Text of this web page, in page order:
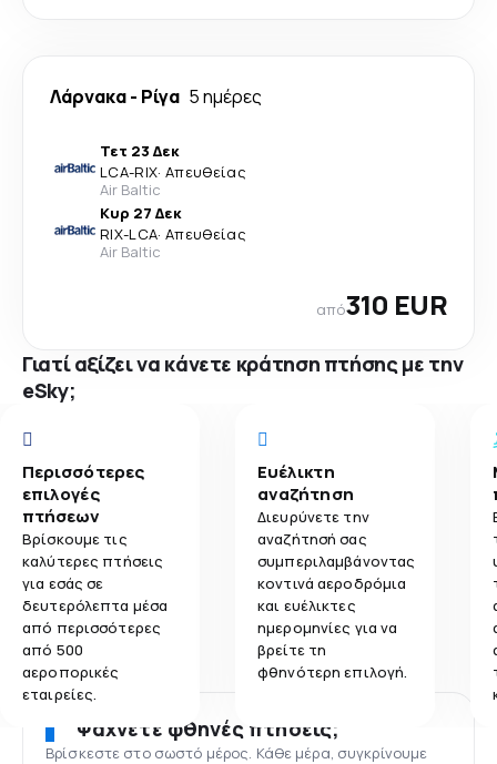
Λάρνακα- Ρίγα 5 ημέρες
Τετ 23 Δεκ
LCA-RIX· Απευθείας
Air Baltic
Κυρ 27 Δεκ
RIX-LCA· Απευθείας
Air Baltic
από310 EUR
Γιατί αξίζει να κάνετε κράτηση πτήσης με την
eSky;
Περισσότερες
επιλογές
πτήσεων
Βρίσκουμε τις
καλύτερες πτήσεις
για εσάς σε
δευτερόλεπτα μέσα
από περισσότερες
από 500
αεροπορικές
εταιρείες.
Ευέλικτη
αναζήτηση
Διευρύνετε την
αναζήτησή σας
συμπεριλαμβάνοντας
κοντινά αεροδρόμια
και ευέλικτες
ημερομηνίες για να
βρείτε τη
φθηνότερη επιλογή.
Ψάχνετε φθηνές πτήσεις;
Βρίσκεστε στο σωστό μέρος. Κάθε μέρα, συγκρίνουμε